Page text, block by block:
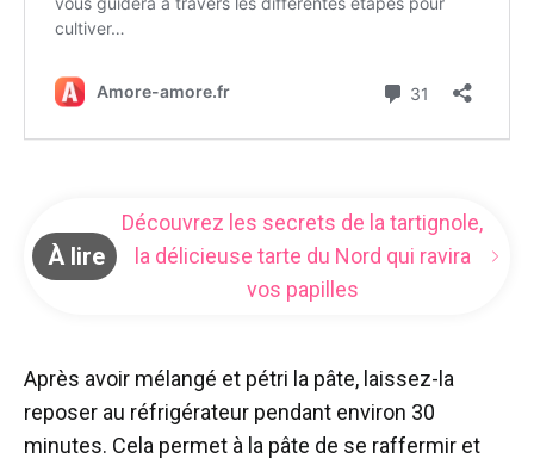
À lire
Découvrez les secrets de la tartignole,
la délicieuse tarte du Nord qui ravira
vos papilles
Après avoir mélangé et pétri la pâte, laissez-la
reposer au réfrigérateur pendant environ 30
minutes. Cela permet à la pâte de se raffermir et